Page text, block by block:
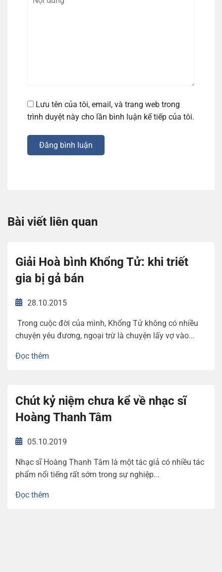
Lưu tên của tôi, email, và trang web trong
trình duyệt này cho lần bình luận kế tiếp của tôi.
Đăng bình luận
Bài viết liên quan
Giải Hoà bình Khổng Tử: khi triết
gia bị gả bán
28.10.2015
Trong cuộc đời của mình, Khổng Tử không có nhiều
chuyện yêu đương, ngoại trừ là chuyện lấy vợ vào...
Đọc thêm
Chút kỷ niệm chưa kể về nhạc sĩ
Hoàng Thanh Tâm
05.10.2019
Nhạc sĩ Hoàng Thanh Tâm là một tác giả có nhiều tác
phẩm nổi tiếng rất sớm trong sự nghiệp...
Đọc thêm